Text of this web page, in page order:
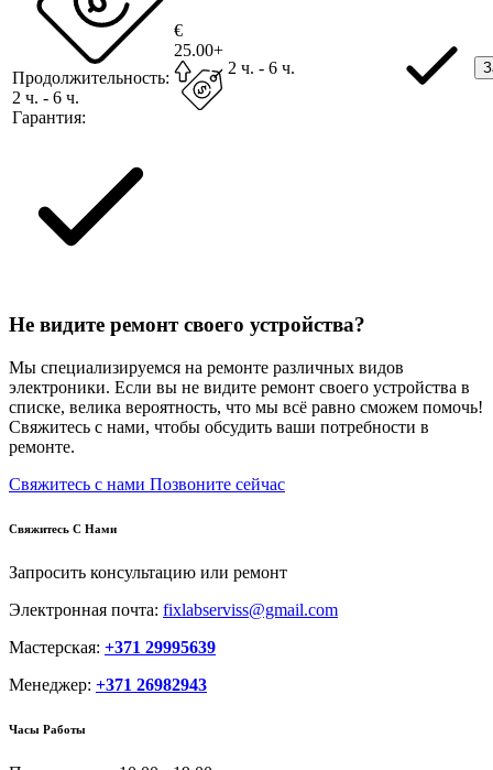
Продолжительность:
2 ч. - 6 ч.
Гарантия:
€
25.00+
2 ч. - 6 ч.
Не видите ремонт своего устройства?
Мы специализируемся на ремонте различных видов
электроники. Если вы не видите ремонт своего устройства в
списке, велика вероятность, что мы всё равно сможем помочь!
Свяжитесь с нами, чтобы обсудить ваши потребности в
ремонте.
Свяжитесь с нами Позвоните сейчас
Свяжитесь С Нами
Запросить консультацию или ремонт
Электронная почта: fixlabserviss@gmail.com
Мастерская: +371 29995639
Менеджер: +371 26982943
Часы Работы